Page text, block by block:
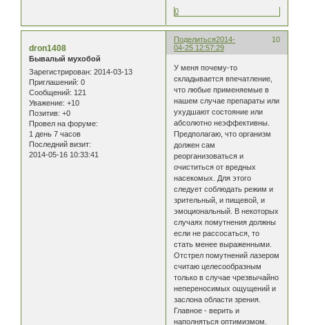
0
Поделиться 10
2014-
04-25 12:57:29
dron1408
Бывалый мухобой
Зарегистрирован: 2014-03-13
Приглашений: 0
Сообщений: 121
Уважение: +10
Позитив: +0
Провел на форуме:
1 день 7 часов
Последний визит:
2014-05-16 10:33:41
У меня почему-то
складывается впечатление,
что любые применяемые в
нашем случае препараты или
ухудшают состояние или
абсолютно неэффективны.
Предполагаю, что организм
должен сам
реорганизоваться и
очиститься от вредных
насекомых. Для этого
следует соблюдать режим и
зрительный, и пищевой, и
эмоциональный. В некоторых
случаях помутнения должны
если не рассосаться, то
стать менее выраженными.
Отстрел помутнений лазером
считаю целесообразным
только в случае чрезвычайно
непереносимых ощущений и
заслона области зрения.
Главное - верить и
наполняться оптимизмом.